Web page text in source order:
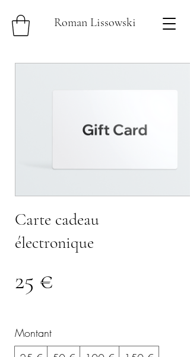
Roman Lissowski
Carte cadeau
électronique
25 €
Montant